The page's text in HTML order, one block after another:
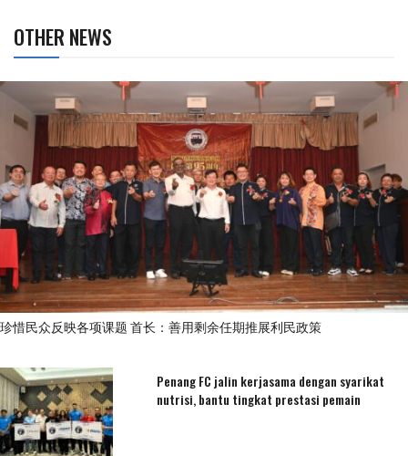
OTHER NEWS
珍惜民众反映各项课题 首长：善用剩余任期推展利民政策
Penang FC jalin kerjasama dengan syarikat
nutrisi, bantu tingkat prestasi pemain